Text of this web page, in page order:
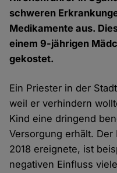
schweren
Medikamente aus.
einem 9-jährigen
gekostet.
Ein Priester in der
weil er verhindern
Kind eine dringend
Versorgung erhält.
2018 ereignete, ist
negativen Einfluss